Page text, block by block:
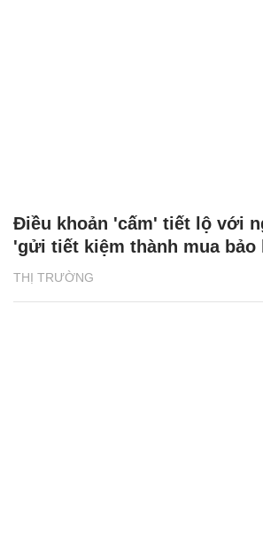
THỊ TRƯỜNG
Điều khoản 'cấm' tiết lộ với
'gửi tiết kiệm thành mua bảo